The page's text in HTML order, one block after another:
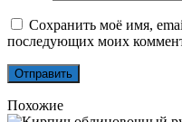
Сохранить моё имя,
последующих моих
Похожие